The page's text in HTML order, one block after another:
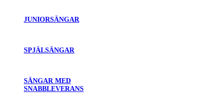
JUNIORSÄNGAR
SPJÄLSÄNGAR
SÄNGAR MED
SNABBLEVERANS